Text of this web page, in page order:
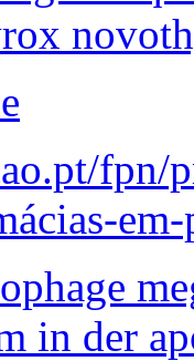
fpn/
in der